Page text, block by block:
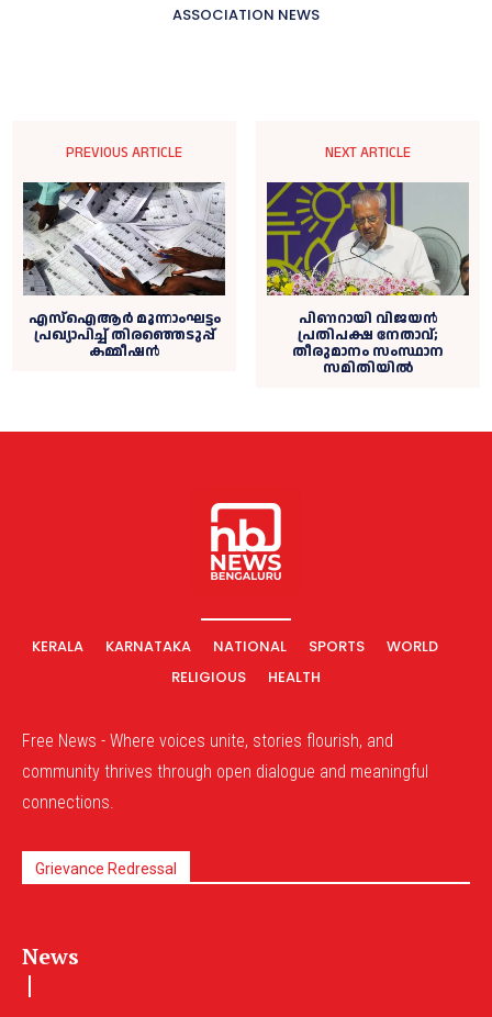
ASSOCIATION NEWS
PREVIOUS ARTICLE
എസ്‌ഐആര്‍ മൂന്നാംഘട്ടം
പ്രഖ്യാപിച്ച്‌ തിരഞ്ഞെടുപ്പ്
കമ്മീഷൻ
NEXT ARTICLE
പിണറായി വിജയന്‍
പ്രതിപക്ഷ നേതാവ്;
തീരുമാനം സംസ്ഥാന
സമിതിയില്‍
KERALA KARNATAKA NATIONAL SPORTS
WORLD
RELIGIOUS
HEALTH
Free News - Where voices unite, stories flourish, and
community thrives through open dialogue and meaningful
connections.
Grievance Redressal
News